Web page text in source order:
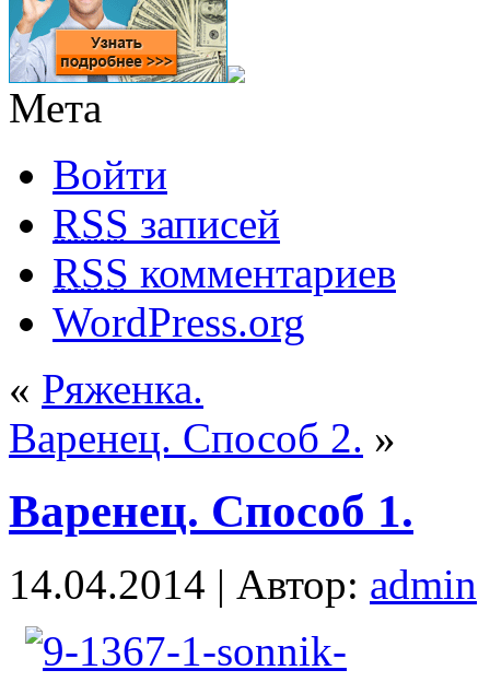
Мета
Войти
RSS записей
RSS комментариев
WordPress.org
« Ряженка.
Варенец. Способ 2. »
Варенец. Способ 1.
14.04.2014 | Автор: admin